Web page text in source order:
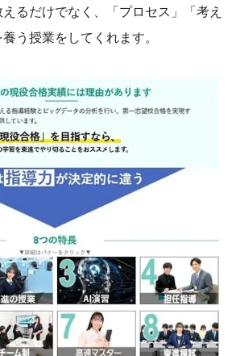
るだけでなく、「プロセス」「考え
う授業をしてくれます。